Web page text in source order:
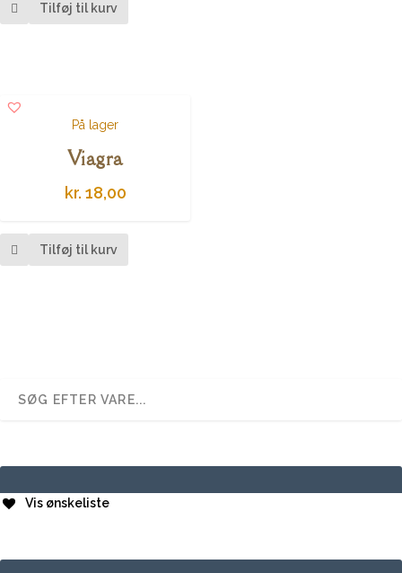
Tilføj til kurv
På lager
Viagra
kr. 18,00
Tilføj til kurv
Vis ønskeliste